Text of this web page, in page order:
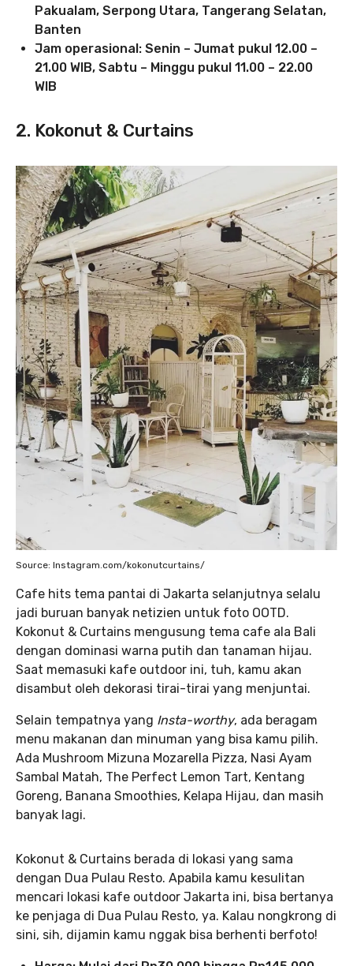
Pakualam, Serpong Utara, Tangerang Selatan,
Banten
Jam operasional: Senin – Jumat pukul 12.00 –
21.00 WIB, Sabtu – Minggu pukul 11.00 – 22.00
WIB
2. Kokonut & Curtains
Source: Instagram.com/kokonutcurtains/
Cafe hits tema pantai di Jakarta selanjutnya selalu
jadi buruan banyak netizien untuk foto OOTD.
Kokonut & Curtains mengusung tema cafe ala Bali
dengan dominasi warna putih dan tanaman hijau.
Saat memasuki kafe outdoor ini, tuh, kamu akan
disambut oleh dekorasi tirai-tirai yang menjuntai.
Selain tempatnya yang Insta-worthy, ada beragam
menu makanan dan minuman yang bisa kamu pilih.
Ada Mushroom Mizuna Mozarella Pizza, Nasi Ayam
Sambal Matah, The Perfect Lemon Tart, Kentang
Goreng, Banana Smoothies, Kelapa Hijau, dan masih
banyak lagi.
Kokonut & Curtains berada di lokasi yang sama
dengan Dua Pulau Resto. Apabila kamu kesulitan
mencari lokasi kafe outdoor Jakarta ini, bisa bertanya
ke penjaga di Dua Pulau Resto, ya. Kalau nongkrong di
sini, sih, dijamin kamu nggak bisa berhenti berfoto!